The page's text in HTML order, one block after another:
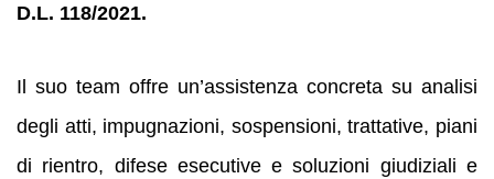
D.L. 118/2021.
Il suo team offre un’assistenza concreta su analisi
degli atti, impugnazioni, sospensioni, trattative, piani
di rientro, difese esecutive e soluzioni giudiziali e